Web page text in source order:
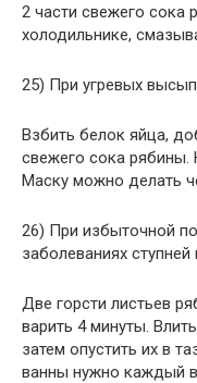
2 части свежего сока
холодильнике,
25) При угревых
Взбить белок яйца,
свежего сока рябины.
Маску можно делать
26) При избыточной
заболеваниях
Две горсти листьев
варить 4 минуты.
затем опустить их в
ванны нужно каждый